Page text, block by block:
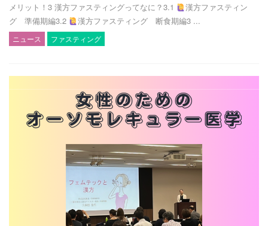
メリット！3 漢方ファスティングってなに？3.1
漢方ファスティン
グ 準備期編3.2
漢方ファスティング 断食期編3 ...
ニュース ファスティング